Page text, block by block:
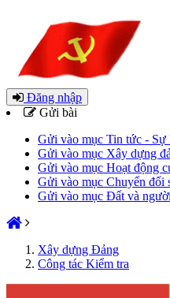
Đăng nhập
Gửi bài
Gửi vào mục Tin tức - Sự
Gửi vào mục Xây dựng
Gửi vào mục Hoạt động
Gửi vào mục Chuyển đổi
Gửi vào mục Đất và
Xây dựng Đảng
Công tác Kiểm tra